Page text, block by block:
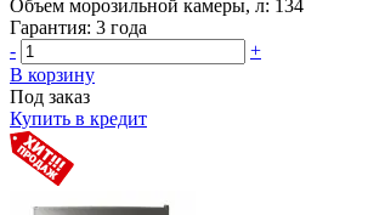
Объем морозильной камеры, л: 134
Гарантия: 3 года
-
+
В корзину
Под заказ
Купить в кредит